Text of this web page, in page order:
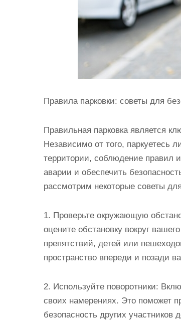
Правила парковки: советы для
Правильная парковка является
Независимо от того, паркуетесь
территории, соблюдение правил
аварии и обеспечить
рассмотрим некоторые советы
1. Проверьте окружающую
оцените обстановку вокруг
препятствий, детей или
пространство впереди и позади
2. Используйте поворотники:
своих намерениях. Это поможет
безопасность других участников